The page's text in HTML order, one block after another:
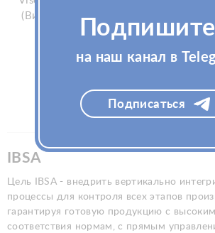
(Вискодерм Скинко Е)
IBSA
Цель IBSA - внедрить вертикально
процессы для контроля всех этапов
гарантируя готовую продукцию с
соответствия нормам, с прямым
на наш канал в
Подписаться